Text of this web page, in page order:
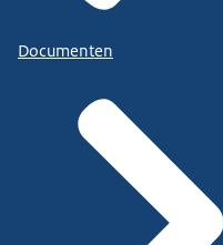
Documenten